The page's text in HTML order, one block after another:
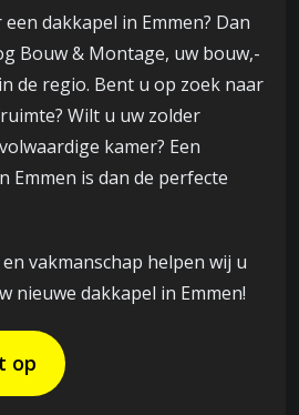
dakkapel in Emmen? Dan
Bouw & Montage, uw bouw,-
de regio. Bent u op zoek naar
Wilt u uw zolder
kamer? Een
Emmen is dan de perfecte
vakmanschap helpen wij u
nieuwe dakkapel in Emmen!
op